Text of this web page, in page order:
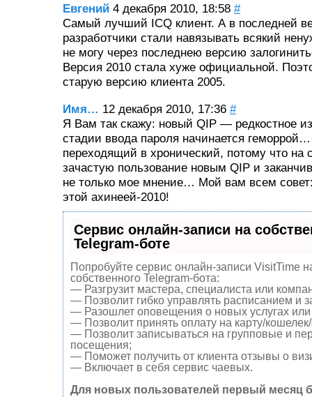
Евгений 4 декабря 2010, 18:58 #
Самый лучший ICQ клиент. А в последней
разработчики стали навязывать всякий
не могу через последнею версию
Версия 2010 стала хуже официальной.
старую версию клиента 2005.
Имя… 12 декабря 2010, 17:36 #
Я Вам так скажу: новый QIP — редкостное
стадии ввода пароля начинается
переходящий в хронический, потому что на
зачастую пользование новым QIP и
не только мое мнение… Мой вам всем
этой ахинеей-2010!
Сервис онлайн-записи на
Telegram-боте
Попробуйте сервис онлайн-записи VisitTime
собственного Telegram-бота:
— Разгрузит мастера, специалиста или
— Позволит гибко управлять расписанием и
— Разошлет оповещения о новых услугах или
— Позволит принять оплату на карту/кошелек/
— Позволит записываться на групповые и
посещения;
— Поможет получить от клиента отзывы о
— Включает в себя сервис чаевых.
Для новых пользователей первый месяц